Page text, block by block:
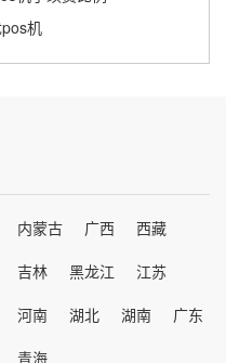
机
内蒙古 广西
西藏
吉林 黑龙江
江苏
河南 湖北 湖南
广东
青海